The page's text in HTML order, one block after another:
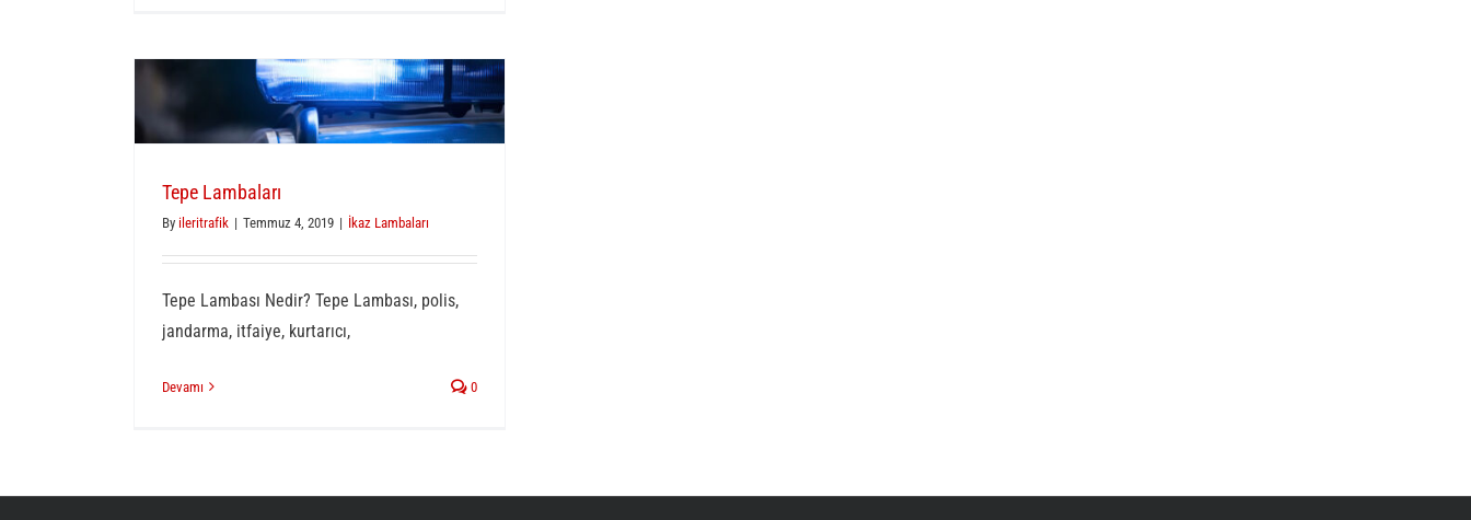
Tepe Lambaları
By ileritrafik | Temmuz 4, 2019 | İkaz Lambaları
Tepe Lambası Nedir? Tepe Lambası, polis,
jandarma, itfaiye, kurtarıcı,
Devamı 0